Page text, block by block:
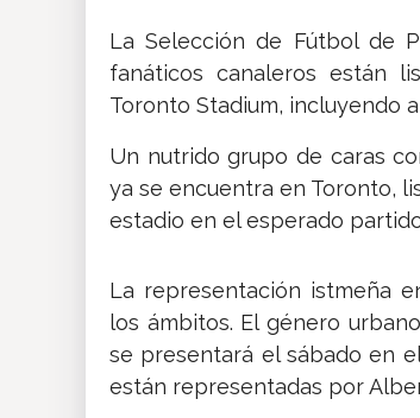
La Selección de Fútbol de
fanáticos canaleros están
Toronto Stadium, incluyendo
Un nutrido grupo de caras
ya se encuentra en Toronto,
estadio en el esperado
​La representación istmeña
los ámbitos. El género
se presentará el sábado en
están representadas por